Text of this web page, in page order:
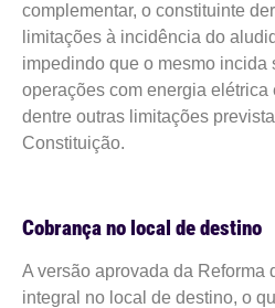
complementar, o constituinte
limitações à incidência do
impedindo que o mesmo incida
operações com energia elétrica
dentre outras limitações
Constituição.
Cobrança no local de destino
A versão aprovada da Reforma
integral no local de destino, o